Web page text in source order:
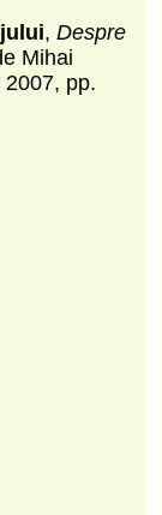
, Despre
Mihai
pp.